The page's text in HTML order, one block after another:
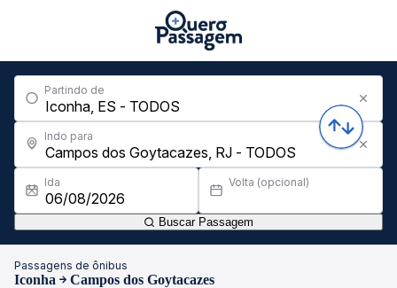
Partindo de
Indo para
Ida Volta (opcional)
Buscar Passagem
Passagens de ônibus
Iconha Campos dos Goytacazes